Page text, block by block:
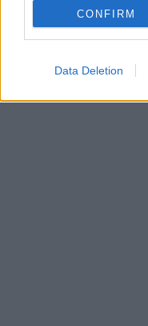
CONFIRM
Data Deletion